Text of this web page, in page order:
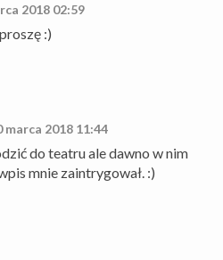
2018 02:59
:)
marca 2018 11:44
do teatru ale dawno w nim
mnie zaintrygował. :)